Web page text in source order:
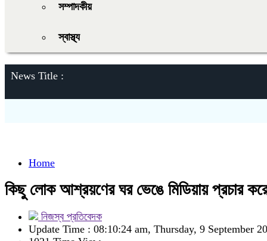
সম্পাদকীয়
স্বাস্থ্য
News Title :
Home
কিছু লোক আশ্রয়ণের ঘর ভেঙে মিডিয়ায় প্রচার
নিজস্ব প্রতিবেদক
Update Time : 08:10:24 am, Thursday, 9 September